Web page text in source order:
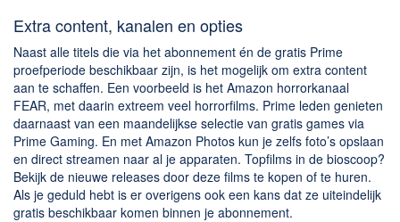
Extra content, kanalen en opties
Naast alle titels die via het abonnement én de gratis Prime
proefperiode beschikbaar zijn, is het mogelijk om extra content
aan te schaffen. Een voorbeeld is het Amazon horrorkanaal
FEAR, met daarin extreem veel horrorfilms. Prime leden genieten
daarnaast van een maandelijkse selectie van gratis games via
Prime Gaming. En met Amazon Photos kun je zelfs foto’s opslaan
en direct streamen naar al je apparaten. Topfilms in de bioscoop?
Bekijk de nieuwe releases door deze films te kopen of te huren.
Als je geduld hebt is er overigens ook een kans dat ze uiteindelijk
gratis beschikbaar komen binnen je abonnement.